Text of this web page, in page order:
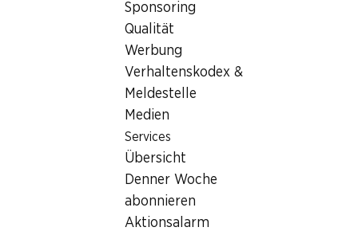
Sponsoring
Qualität
Werbung
Verhaltenskodex &
Meldestelle
Medien
Services
Übersicht
Denner Woche
abonnieren
Aktionsalarm
Bargeldbezug mit Post - / M-Card